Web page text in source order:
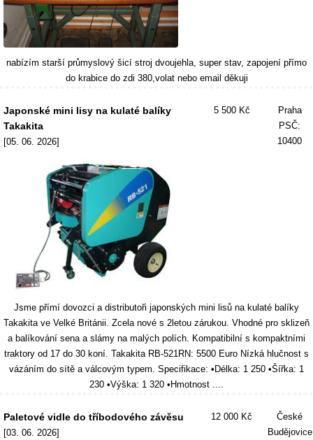
nabízím starší průmyslový šicí stroj dvoujehla, super stav, zapojení přímo
do krabice do zdi 380,volat nebo email děkuji
Japonské mini lisy na kulaté balíky
Takakita
[05. 06. 2026]
5 500 Kč
Praha
PSČ:
10400
Jsme přímí dovozci a distributoři japonských mini lisů na kulaté balíky
Takakita ve Velké Británii. Zcela nové s 2letou zárukou. Vhodné pro sklizeň
a balíkování sena a slámy na malých polích. Kompatibilní s kompaktními
traktory od 17 do 30 koní. Takakita RB-521RN: 5500 Euro Nízká hlučnost s
vázáním do sítě a válcovým typem. Specifikace: •Délka: 1 250 •Šířka: 1
230 •Výška: 1 320 •Hmotnost ....
Paletové vidle do tříbodového závěsu
[03. 06. 2026]
12 000 Kč
České
Budějovice